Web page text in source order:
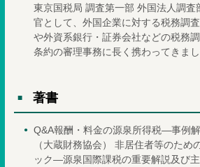
東京国税局 調査第一部 外国法人調査
官として、外国企業に対する税務調
や外資系銀行・証券会社などの税務
条約の審理事務に長く携わってきまし
著書
Q&A報酬・料金の源泉所得税―事例
（大蔵財務協会） 非居住者等のため
ック―源泉国際課税の重要解説及び